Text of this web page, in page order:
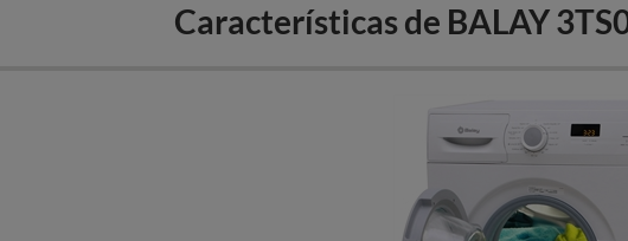
Características de BALAY